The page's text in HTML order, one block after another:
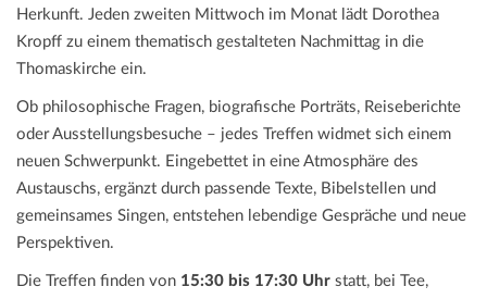
Herkunft. Jeden zweiten Mittwoch im Monat lädt Dorothea
Kropff zu einem thematisch gestalteten Nachmittag in die
Thomaskirche ein.
Ob philosophische Fragen, biografische Porträts, Reiseberichte
oder Ausstellungsbesuche – jedes Treffen widmet sich einem
neuen Schwerpunkt. Eingebettet in eine Atmosphäre des
Austauschs, ergänzt durch passende Texte, Bibelstellen und
gemeinsames Singen, entstehen lebendige Gespräche und neue
Perspektiven.
Die Treffen finden von 15:30 bis 17:30 Uhr statt, bei Tee,